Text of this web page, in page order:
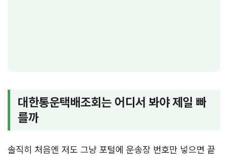
대한통운택배조회는 어디서 봐야 제일 빠
를까
솔직히 처음엔 저도 그냥 포털에 운송장 번호만 넣으면 끝